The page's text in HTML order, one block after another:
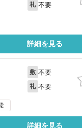
礼 不要
詳細を見る
敷 不要
礼 不要
詳細を見る